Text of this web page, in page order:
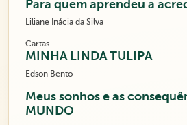
Para quem aprendeu a
Liliane Inácia da Silva
Cartas
MINHA LINDA TULIPA
Edson Bento
Meus sonhos e as
MUNDO